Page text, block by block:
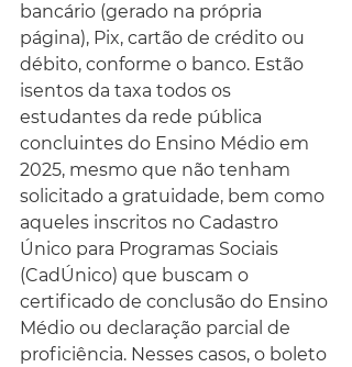
bancário (gerado na própria
página), Pix, cartão de crédito ou
débito, conforme o banco. Estão
isentos da taxa todos os
estudantes da rede pública
concluintes do Ensino Médio em
2025, mesmo que não tenham
solicitado a gratuidade, bem como
aqueles inscritos no Cadastro
Único para Programas Sociais
(CadÚnico) que buscam o
certificado de conclusão do Ensino
Médio ou declaração parcial de
proficiência. Nesses casos, o boleto